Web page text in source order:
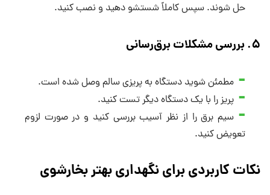
حل شوند. سپس کاملاً شستشو دهید و نصب کنید.
۵. بررسی مشکلات برق‌رسانی
مطمئن شوید دستگاه به پریزی سالم وصل شده است.
پریز را با یک دستگاه دیگر تست کنید.
سیم برق را از نظر آسیب بررسی کنید و در صورت لزوم
تعویض کنید.
نکات کاربردی برای نگهداری بهتر بخارشوی